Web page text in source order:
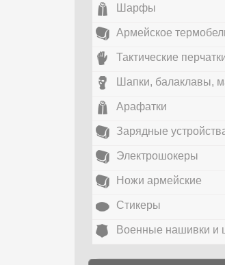
Шарфы
Армейское
Тактические
Шапки, балаклавы,
Арафатки
Зарядные
Электрошокеры
Ножи армейские
Стикеры
Военные нашивки и